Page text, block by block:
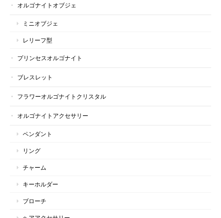
オルゴナイトオブジェ
ミニオブジェ
レリーフ型
プリンセスオルゴナイト
ブレスレット
フラワーオルゴナイトクリスタル
オルゴナイトアクセサリー
ペンダント
リング
チャーム
キーホルダー
ブローチ